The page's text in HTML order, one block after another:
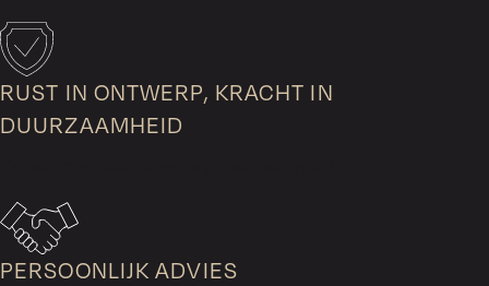
RUST IN ONTWERP, KRACHT IN
DUURZAAMHEID
PERSOONLIJK ADVIES